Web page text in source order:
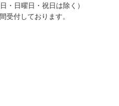
・日曜日・祝日は除く）
受付しております。